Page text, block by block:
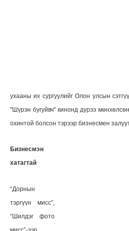
ухааны их сургуулийг Олон улсын
"Шүрэн бугуйвч" кинонд дүрээ
охинтой болсон тэрээр бизнесмен
Бизнесмэн
хатагтай
“Дорнын
тэргүүн мисс”,
“Шилдэг фото